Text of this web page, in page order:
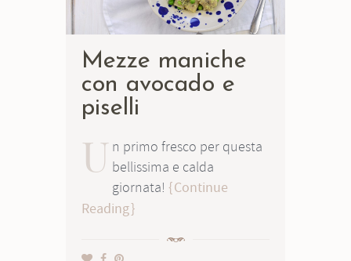
Mezze maniche
con avocado e
piselli
U n primo fresco per questa
bellissima e calda
giornata!
Continue
Reading